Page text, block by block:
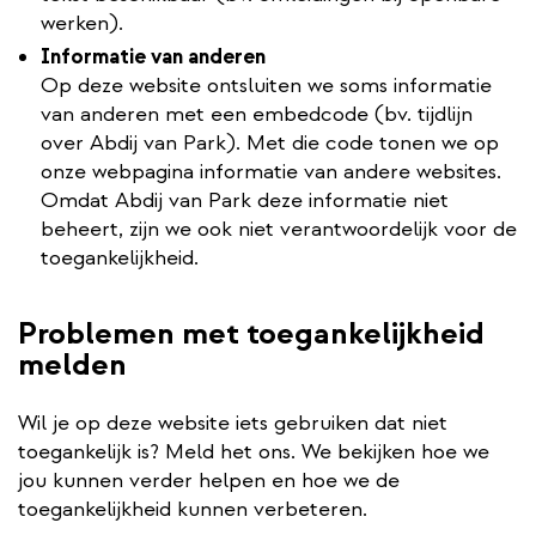
werken).
Informatie van anderen
Op deze website ontsluiten we soms informatie
van anderen met een embedcode (bv. tijdlijn
over Abdij van Park). Met die code tonen we op
onze webpagina informatie van andere websites.
Omdat Abdij van Park deze informatie niet
beheert, zijn we ook niet verantwoordelijk voor de
toegankelijkheid.
Problemen met toegankelijkheid
melden
Wil je op deze website iets gebruiken dat niet
toegankelijk is? Meld het ons. We bekijken hoe we
jou kunnen verder helpen en hoe we de
toegankelijkheid kunnen verbeteren.